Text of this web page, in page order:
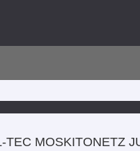
MOSKITONETZ